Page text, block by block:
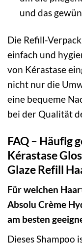
und das
Die Refill-
einfach und
von Kérastase
nicht nur die
eine bequeme
bei der Qualität
FAQ – Häufig
Kérastase
Glaze Refill
Für welchen
Absolu Crème
am besten
Dieses Shampoo